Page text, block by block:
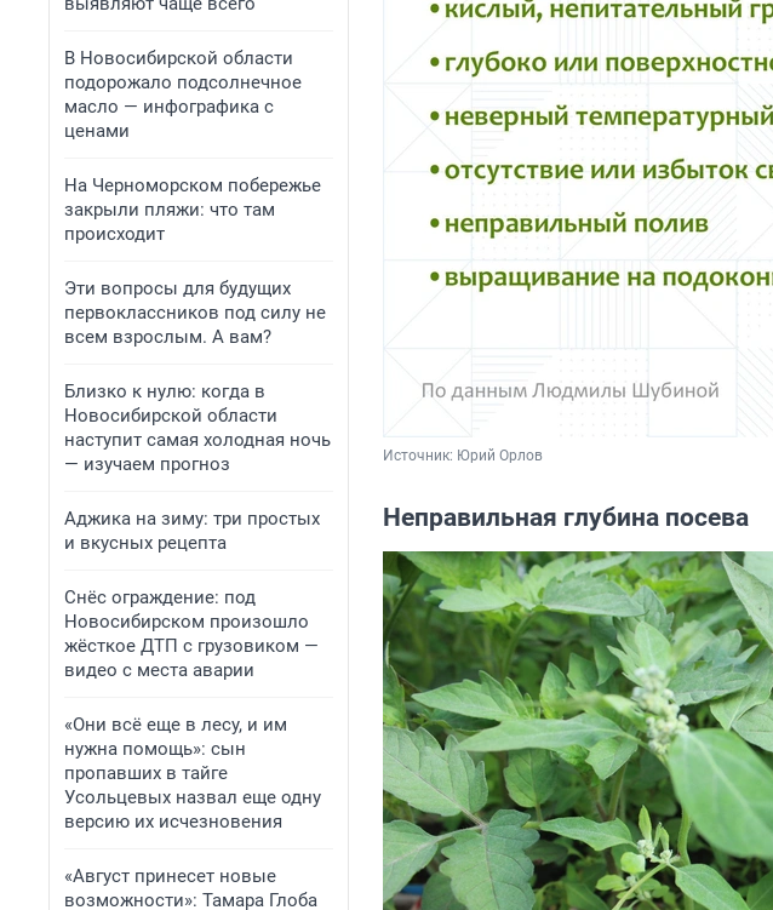
В Новосибирской области
подорожало подсолнечное
масло — инфографика с
ценами
На Черноморском побережье
закрыли пляжи: что там
происходит
Эти вопросы для будущих
первоклассников под силу не
всем взрослым. А вам?
Близко к нулю: когда в
Новосибирской области
наступит самая холодная ночь
— изучаем прогноз
Аджика на зиму: три простых
и вкусных рецепта
Снёс ограждение: под
Новосибирском произошло
жёсткое ДТП с грузовиком —
видео с места аварии
«Они всё еще в лесу, и им
нужна помощь»: сын
пропавших в тайге
Усольцевых назвал еще одну
версию их исчезновения
«Август принесет новые
возможности»: Тамара Глоба
Источник: Юрий Орлов
Неправильная глубина посева